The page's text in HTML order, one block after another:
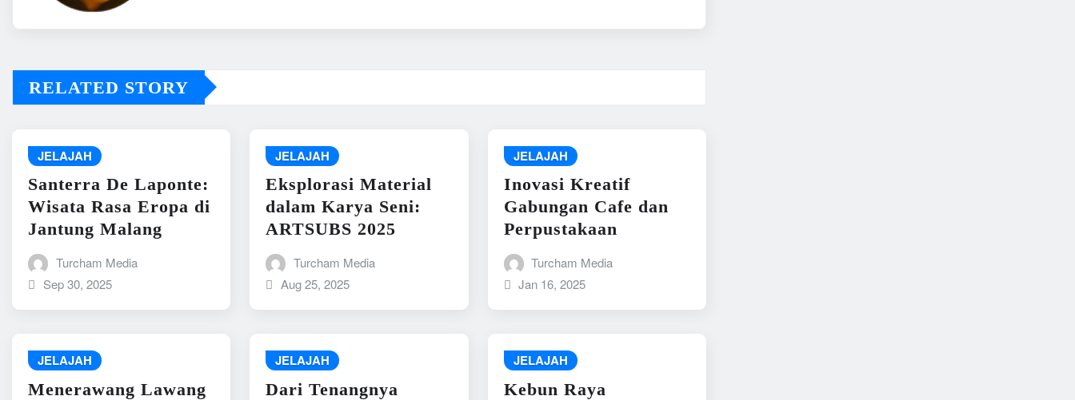
RELATED STORY
JELAJAH
Santerra De Laponte:
Wisata Rasa Eropa di
Jantung Malang
Turcham Media
Sep 30, 2025
JELAJAH
Eksplorasi Material
dalam Karya Seni:
ARTSUBS 2025
Turcham Media
Aug 25, 2025
JELAJAH
Inovasi Kreatif
Gabungan Cafe dan
Perpustakaan
Turcham Media
Jan 16, 2025
JELAJAH
Menerawang Lawang
JELAJAH
Dari Tenangnya
JELAJAH
Kebun Raya